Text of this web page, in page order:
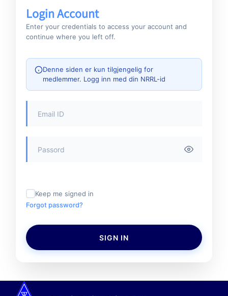
Login Account
Enter your credentials to access your account and
continue where you left off.
Denne siden er kun tilgjengelig for
medlemmer. Logg inn med din NRRL-id
Keep me signed in
Forgot password?
SIGN IN